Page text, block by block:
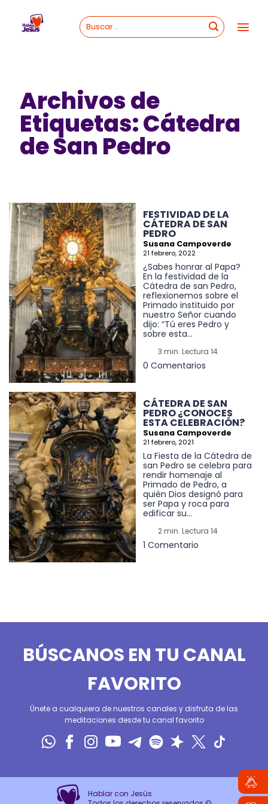
content
Archivos de
Etiquetas:Cátedra
de San Pedro
FESTIVIDAD DE LA
CÁTEDRA DE SAN
PEDRO
Susana Campoverde
21 febrero, 2022
¿Sabes honrar al Papa?
En la festividad de la
Cátedra de san Pedro,
reflexionemos sobre el
Primado instituido por
nuestro Señor cuando
dijo: “Tú eres Pedro y
sobre esta...
3 min. Lectura 14
0 Comentarios
CÁTEDRA DE SAN
PEDRO ¿CONOCES
ESTA CELEBRACIÓN?
Susana Campoverde
21 febrero, 2021
La Fiesta de la Cátedra de
san Pedro se celebra para
rendir homenaje al
Primado de Pedro, a
quién Dios designó para
ser Papa y roca para
edificar su...
2 min. Lectura 14
1 Comentario
BÚSCANOS EN TU CANAL
FAVORITO
Únete a cualquiera de nuestros canales y disfruta de las
meditaciones desde tu canal favorito
Hablar con Jesús